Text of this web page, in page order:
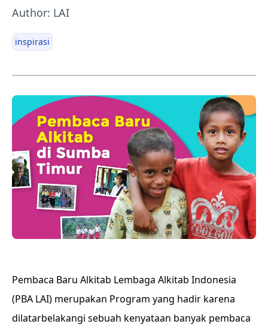
Author: LAI
inspirasi
Pembaca Baru Alkitab Lembaga Alkitab Indonesia
(PBA LAI) merupakan Program yang hadir karena
dilatarbelakangi sebuah kenyataan banyak pembaca